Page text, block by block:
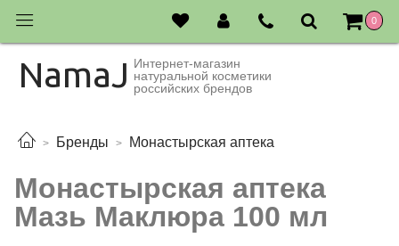
0
NamaJ Интернет-магазин
натуральной косметики
российских брендов
Бренды Монастырская аптека
Монастырская аптека
Мазь Маклюра 100 мл